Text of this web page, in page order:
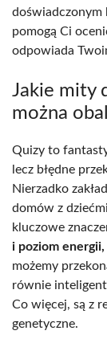
doświadczonym
pomogą Ci
odpowiada
Jakie mity
można
Quizy to
lecz błędne
Nierzadko
domów z
kluczowe
i poziom
możemy
równie
Co więcej, są z
genetyczne.